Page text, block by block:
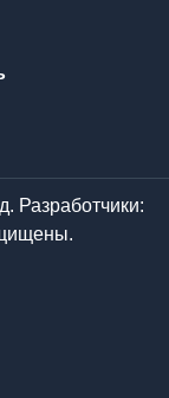
Разработчики: